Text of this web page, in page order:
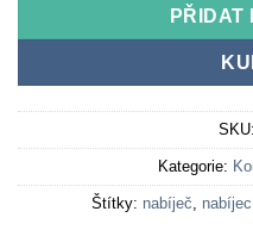
PŘIDAT
SKU:
Kategorie:
Štítky: nabíječ,